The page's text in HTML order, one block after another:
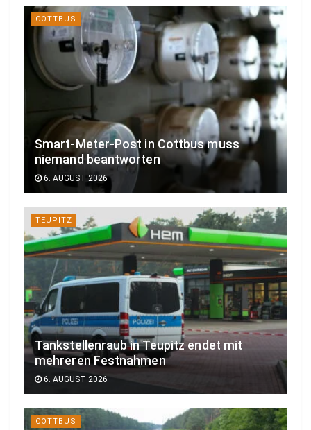
COTTBUS
Smart-Meter-Post in Cottbus muss
niemand beantworten
6. AUGUST 2026
TEUPITZ
Tankstellenraub in Teupitz endet mit
mehreren Festnahmen
6. AUGUST 2026
COTTBUS